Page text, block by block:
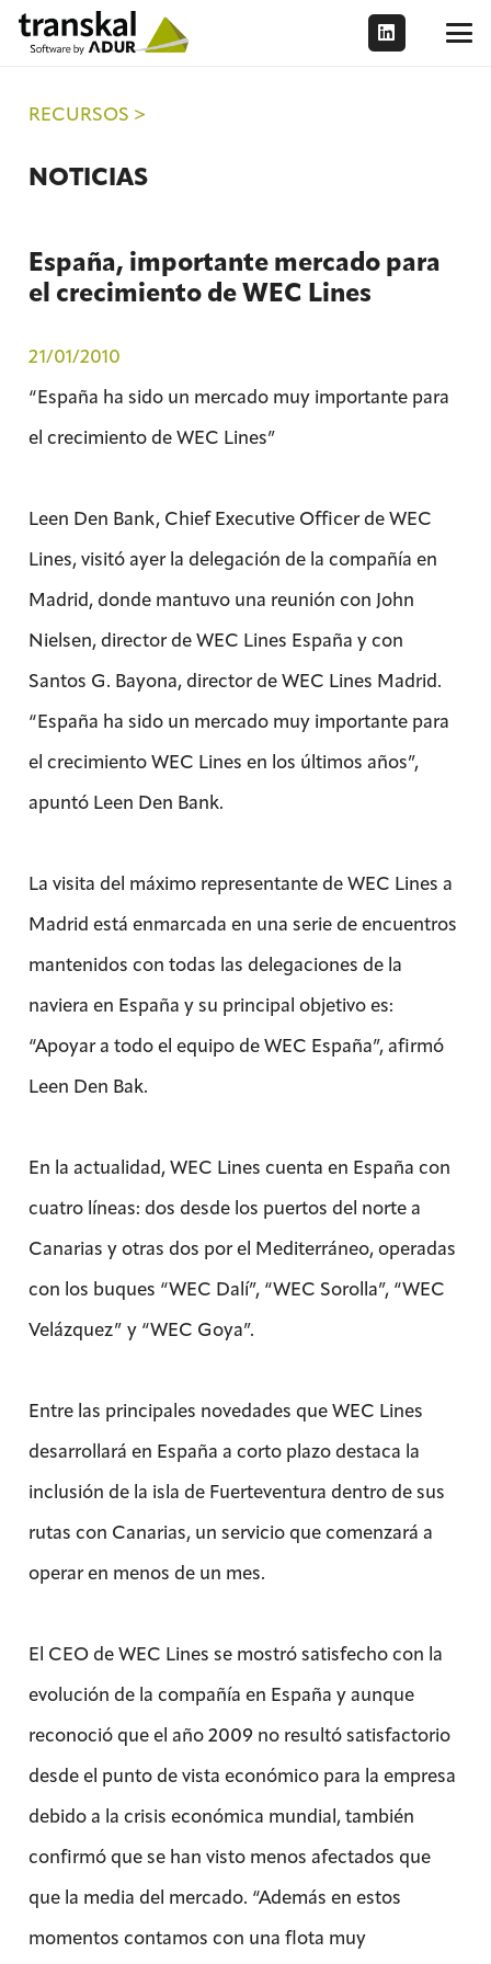
RECURSOS >
NOTICIAS
España, importante mercado para
el crecimiento de WEC Lines
21/01/2010
“España ha sido un mercado muy importante para
el crecimiento de WEC Lines”
Leen Den Bank, Chief Executive Officer de WEC
Lines, visitó ayer la delegación de la compañía en
Madrid, donde mantuvo una reunión con John
Nielsen, director de WEC Lines España y con
Santos G. Bayona, director de WEC Lines Madrid.
“España ha sido un mercado muy importante para
el crecimiento WEC Lines en los últimos años”,
apuntó Leen Den Bank.
La visita del máximo representante de WEC Lines a
Madrid está enmarcada en una serie de encuentros
mantenidos con todas las delegaciones de la
naviera en España y su principal objetivo es:
“Apoyar a todo el equipo de WEC España”, afirmó
Leen Den Bak.
En la actualidad, WEC Lines cuenta en España con
cuatro líneas: dos desde los puertos del norte a
Canarias y otras dos por el Mediterráneo, operadas
con los buques “WEC Dalí”, “WEC Sorolla”, “WEC
Velázquez” y “WEC Goya”.
Entre las principales novedades que WEC Lines
desarrollará en España a corto plazo destaca la
inclusión de la isla de Fuerteventura dentro de sus
rutas con Canarias, un servicio que comenzará a
operar en menos de un mes.
El CEO de WEC Lines se mostró satisfecho con la
evolución de la compañía en España y aunque
reconoció que el año 2009 no resultó satisfactorio
desde el punto de vista económico para la empresa
debido a la crisis económica mundial, también
confirmó que se han visto menos afectados que
que la media del mercado. “Además en estos
momentos contamos con una flota muy